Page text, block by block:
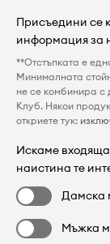
Присъедини се
информация за
**Отстъпката е
Минималната
не се комбинира с
Клуб. Някои
откриете тук:
Искаме
наистина те
Дамска
Мъжка